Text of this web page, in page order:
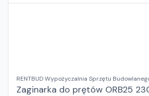
RENTBUD Wypożyczalnia Sprzętu
Elektronarzędzi
Zaginarka do prętów ORB25